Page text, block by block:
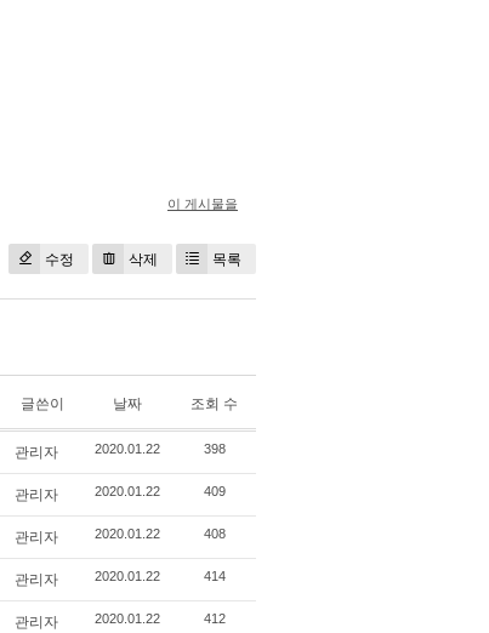
이 게시물을
수정 삭제 목록
글쓴이 날짜 조회 수
관리자 2020.01.22 398
관리자 2020.01.22 409
관리자 2020.01.22 408
관리자 2020.01.22 414
관리자 2020.01.22 412